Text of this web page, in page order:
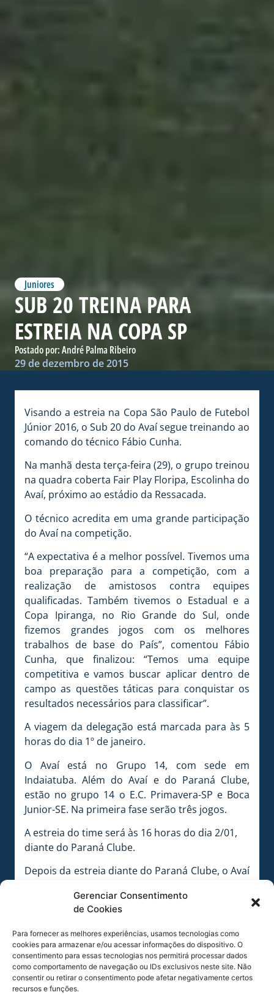
Gerenciar Consentimento
de Cookies
Para fornecer as melhores experiências, usamos tecnologias como
cookies para armazenar e/ou acessar informações do dispositivo. O
consentimento para essas tecnologias nos permitirá processar dados
como comportamento de navegação ou IDs exclusivos neste site. Não
consentir ou retirar o consentimento pode afetar negativamente certos
recursos e funções.
Juniores
SUB 20 TREINA PARA
ESTREIA NA COPA SP
Postado por:André Palma Ribeiro
29 de dezembro de 2015
Visando a estreia na Copa São Paulo de Futebol
Júnior 2016, o Sub 20 do Avaí segue treinando ao
comando do técnico Fábio Cunha.
Na manhã desta terça-feira (29), o grupo treinou
na quadra coberta Fair Play Floripa, Escolinha do
Avaí, próximo ao estádio da Ressacada.
O técnico acredita em uma grande participação
do Avaí na competição.
“A expectativa é a melhor possível. Tivemos uma
boa preparação para a competição, com a
realização de amistosos contra equipes
qualificadas. Também tivemos o Estadual e a
Copa Ipiranga, no Rio Grande do Sul, onde
fizemos grandes jogos com os melhores
trabalhos de base do País”, comentou Fábio
Cunha, que finalizou: “Temos uma equipe
competitiva e vamos buscar aplicar dentro de
campo as questões táticas para conquistar os
resultados necessários para classificar”.
A viagem da delegação está marcada para às 5
horas do dia 1º de janeiro.
O Avaí está no Grupo 14, com sede em
Indaiatuba. Além do Avaí e do Paraná Clube,
estão no grupo 14 o E.C. Primavera-SP e Boca
Junior-SE. Na primeira fase serão três jogos.
A estreia do time será às 16 horas do dia 2/01,
diante do Paraná Clube.
Depois da estreia diante do Paraná Clube, o Avaí
dia 6 (16h) contra o Primavera-SP.